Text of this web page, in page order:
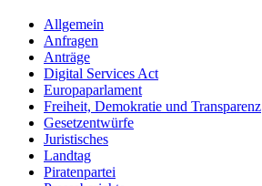
Allgemein
Anfragen
Anträge
Digital Services Act
Europaparlament
Freiheit, Demokratie und Transparenz
Gesetzentwürfe
Juristisches
Landtag
Piratenpartei